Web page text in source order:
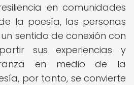
en comunidades
la poesía, las personas
sentido de conexión con
sus experiencias y
en medio de la
por tanto, se convierte